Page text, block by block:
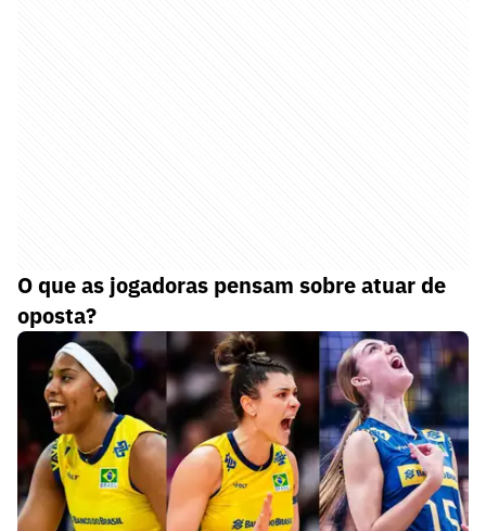
O que as jogadoras pensam sobre atuar de
oposta?